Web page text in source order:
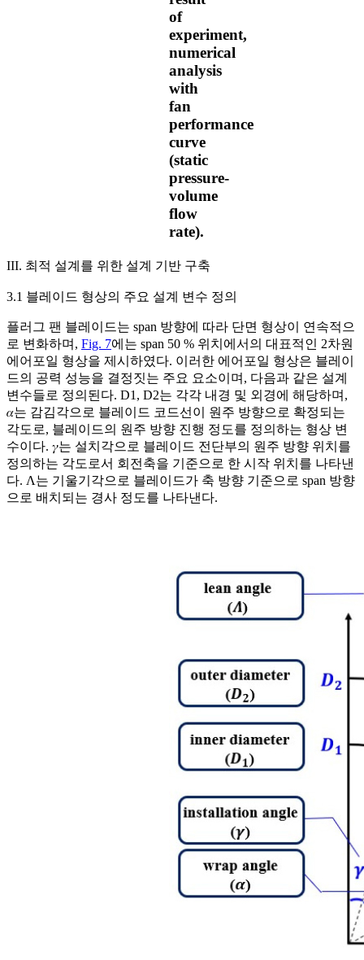
of
experiment,
numerical
analysis
with
fan
performance
curve
(static
pressure-
volume
flow
rate).
III. 최적 설계를 위한 설계 기반 구축
3.1 블레이드 형상의 주요 설계 변수 정의
플러그 팬 블레이드는 span 방향에 따라 단면 형상이 연속적으
로 변화하며, Fig. 7에는 span 50 % 위치에서의 대표적인 2차원
에어포일 형상을 제시하였다. 이러한 에어포일 형상은 블레이
드의 공력 성능을 결정짓는 주요 요소이며, 다음과 같은 설계
변수들로 정의된다. D1 , D2는 각각 내경 및 외경에 해당하며,
𝛼는 감김각으로 블레이드 코드선이 원주 방향으로 확정되는
각도로, 블레이드의 원주 방향 진행 정도를 정의하는 형상 변
수이다. 𝛾는 설치각으로 블레이드 전단부의 원주 방향 위치를
정의하는 각도로서 회전축을 기준으로 한 시작 위치를 나타낸
다. Λ는 기울기각으로 블레이드가 축 방향 기준으로 span 방향
으로 배치되는 경사 정도를 나타낸다.